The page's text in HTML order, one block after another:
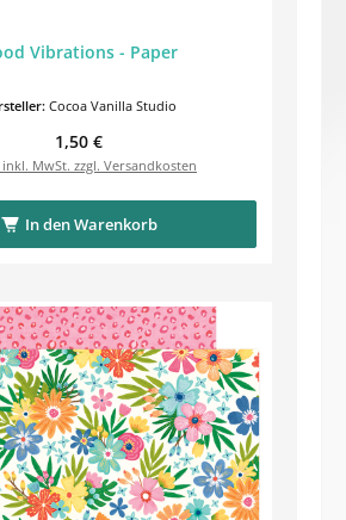
Vibrations - Paper
Cocoa Vanilla Studio
Regulärer Preis:
1,50 €
inkl. MwSt. zzgl. Versandkosten
In den Warenkorb